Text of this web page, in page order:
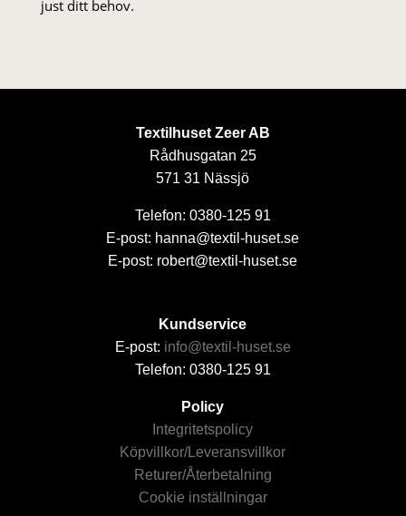
just ditt behov.
Textilhuset Zeer AB
Rådhusgatan 25
571 31 Nässjö
Telefon: 0380-125 91
E-post: hanna@textil-huset.se
E-post: robert@textil-huset.se
Kundservice
E-post: info@textil-huset.se
Telefon: 0380-125 91
Policy
Integritetspolicy
Köpvillkor/Leveransvillkor
Returer/Återbetalning
Cookie inställningar